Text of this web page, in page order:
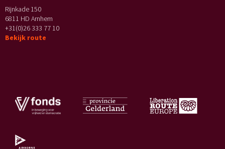
Rijnkade 150
6811 HD Arnhem
+31(0)26 333 77 10
Bekijk route